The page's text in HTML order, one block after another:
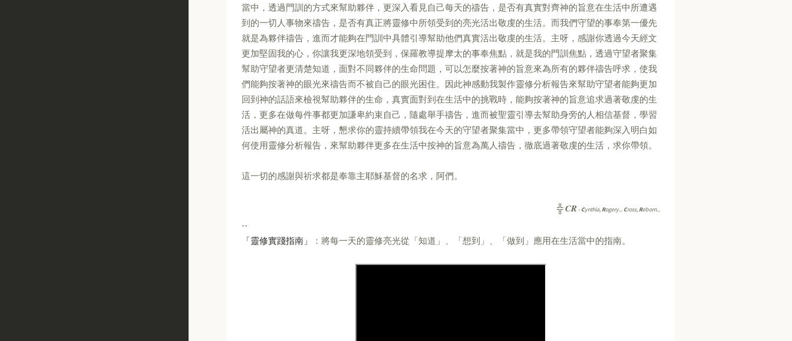
當中，透過門訓的方式來幫助夥伴，更深入看見自己每天的禱告，是否有真實對齊神的旨意在生活中所遭遇
到的一切人事物來禱告，是否有真正將靈修中所領受到的亮光活出敬虔的生活。而我們守望的事奉第一優先
就是為夥伴禱告，進而才能夠在門訓中具體引導幫助他們真實活出敬虔的生活。主呀，感謝你透過今天經文
更加堅固我的心，你讓我更深地領受到，保羅教導提摩太的事奉焦點，就是我的門訓焦點，透過守望者聚集
幫助守望者更清楚知道，面對不同夥伴的生命問題，可以怎麼按著神的旨意來為所有的夥伴禱告呼求，使我
們能夠按著神的眼光來禱告而不被自己的眼光困住。因此神感動我製作靈修分析報告來幫助守望者能夠更加
回到神的話語來檢視幫助夥伴的生命，真實面對到在生活中的挑戰時，能夠按著神的旨意追求過著敬虔的生
活，更多在做每件事都更加謙卑約束自己，隨處舉手禱告，進而被聖靈引導去幫助身旁的人相信基督，學習
活出屬神的真道。主呀，懇求你的靈持續帶領我在今天的守望者聚集當中，更多帶領守望者能夠深入明白如
何使用靈修分析報告，來幫助夥伴更多在生活中按神的旨意為萬人禱告，徹底過著敬虔的生活，求你帶領。
這一切的感謝與祈求都是奉靠主耶穌基督的名求，阿們。
╬CR -Cynthia, Rogery... Cross, Reborn...
--
「靈修實踐指南」
：將每一天的靈修亮光從「知道」、「想到」、「做到」應用在生活當中的指南。